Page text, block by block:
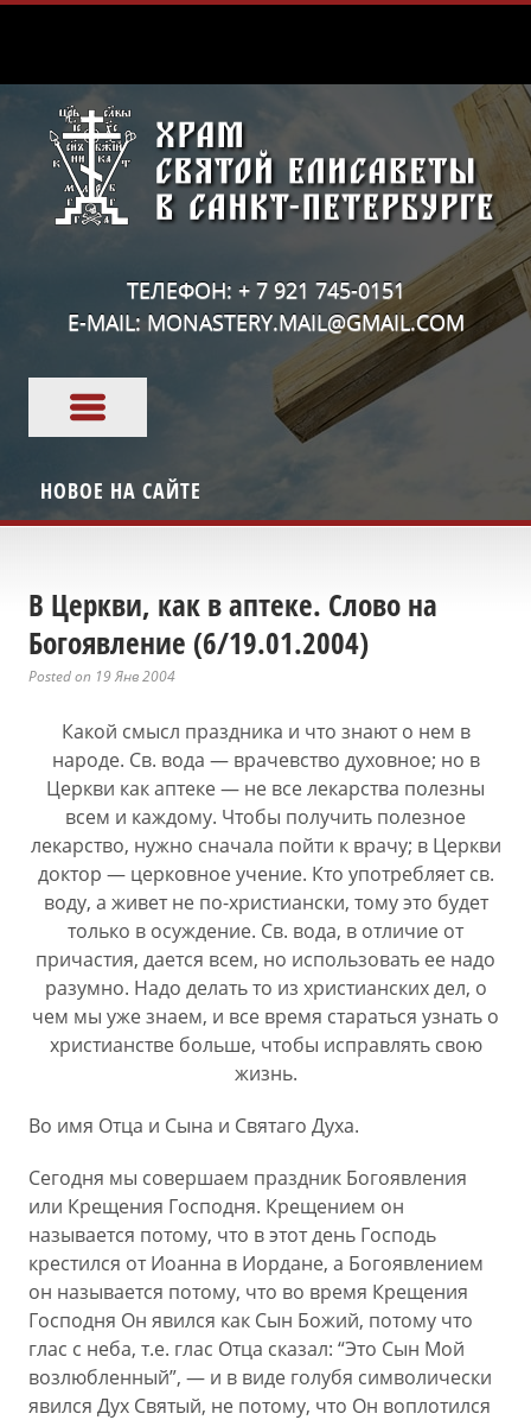
ТЕЛЕФОН: + 7 921 745-0151
E-MAIL: MONASTERY.MAIL@GMAIL.COM
НОВОЕ НА САЙТЕ
В Церкви, как в аптеке. Слово на
Богоявление (6/19.01.2004)
Posted on 19 Янв 2004
Какой смысл праздника и что знают о нем в
народе. Св. вода — врачевство духовное; но в
Церкви как аптеке — не все лекарства полезны
всем и каждому. Чтобы получить полезное
лекарство, нужно сначала пойти к врачу; в Церкви
доктор — церковное учение. Кто употребляет св.
воду, а живет не по-христиански, тому это будет
только в осуждение. Св. вода, в отличие от
причастия, дается всем, но использовать ее надо
разумно. Надо делать то из христианских дел, о
чем мы уже знаем, и все время стараться узнать о
христианстве больше, чтобы исправлять свою
жизнь.
Во имя Отца и Сына и Святаго Духа.
Сегодня мы совершаем праздник Богоявления
или Крещения Господня. Крещением он
называется потому, что в этот день Господь
крестился от Иоанна в Иордане, а Богоявлением
он называется потому, что во время Крещения
Господня Он явился как Сын Божий, потому что
глас с неба, т.е. глас Отца сказал: “Это Сын Мой
возлюбленный”, — и в виде голубя символически
явился Дух Святый, не потому, что Он воплотился